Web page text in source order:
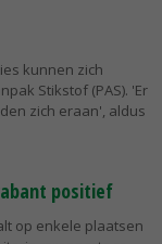
kunnen zich
Stikstof (PAS). 'Er
zich eraan', aldus
positief
op enkele plaatsen